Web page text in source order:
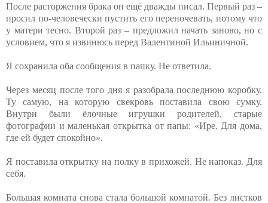
После расторжения брака он ещё дважды писал. Первый раз –
просил по-человечески пустить его переночевать, потому что
у матери тесно. Второй раз – предложил начать заново, но с
условием, что я извинюсь перед Валентиной Ильиничной.
Я сохранила оба сообщения в папку. Не ответила.
Через месяц после того дня я разобрала последнюю коробку.
Ту самую, на которую свекровь поставила свою сумку.
Внутри были ёлочные игрушки родителей, старые
фотографии и маленькая открытка от папы: «Ире. Для дома,
где ей будет спокойно».
Я поставила открытку на полку в прихожей. Не напоказ. Для
себя.
Большая комната снова стала большой комнатой. Без листков